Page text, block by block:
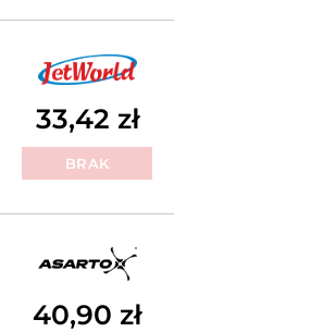
Oceniono0
33,42 zł
BRAK
Oceniono
40,90 zł